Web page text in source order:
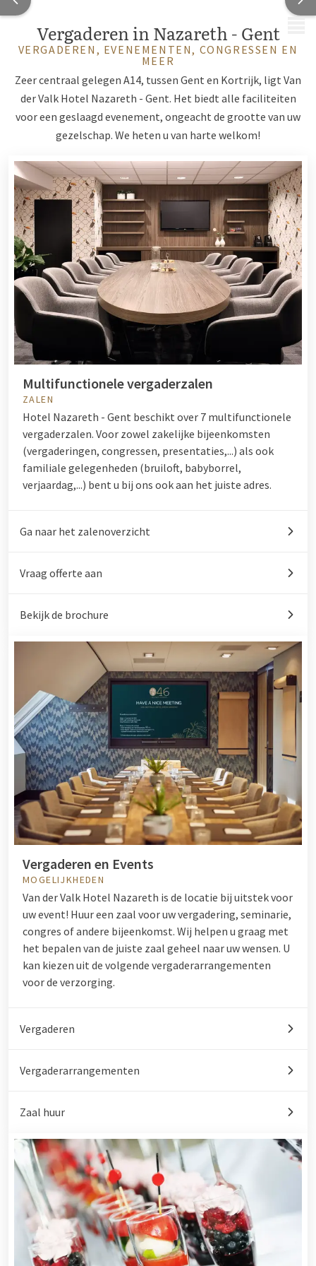
Vergaderen in Nazareth - Gent
VERGADEREN, EVENEMENTEN, CONGRESSEN EN
MEER
Zeer centraal gelegen A14, tussen Gent en Kortrijk, ligt Van
der Valk Hotel Nazareth - Gent. Het biedt alle faciliteiten
voor een geslaagd evenement, ongeacht de grootte van uw
gezelschap. We heten u van harte welkom!
Multifunctionele vergaderzalen
ZALEN
Hotel Nazareth - Gent beschikt over 7 multifunctionele
vergaderzalen. Voor zowel zakelijke bijeenkomsten
(vergaderingen, congressen, presentaties,...) als ook
familiale gelegenheden (bruiloft, babyborrel,
verjaardag,...) bent u bij ons ook aan het juiste adres.
Ga naar het zalenoverzicht
Vraag offerte aan
Bekijk de brochure
Vergaderen en Events
MOGELIJKHEDEN
Van der Valk Hotel Nazareth is de locatie bij uitstek voor
uw event! Huur een zaal voor uw vergadering, seminarie,
congres of andere bijeenkomst. Wij helpen u graag met
het bepalen van de juiste zaal geheel naar uw wensen. U
kan kiezen uit de volgende vergaderarrangementen
voor de verzorging.
Vergaderen
Vergaderarrangementen
Zaal huur